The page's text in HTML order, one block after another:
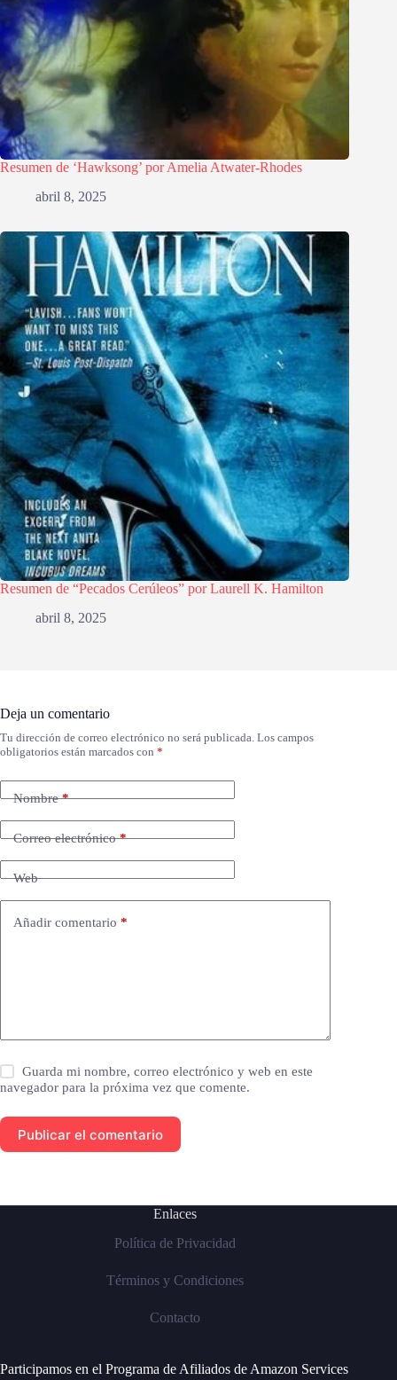
Resumen de ‘Hawksong’ por Amelia Atwater-Rhodes
abril 8, 2025
Resumen de “Pecados Cerúleos” por Laurell K. Hamilton
abril 8, 2025
Deja un comentario
Tu dirección de correo electrónico no será publicada. Los campos
obligatorios están marcados con *
Nombre*
Correo electrónico*
Web
Añadir comentario *
Guarda mi nombre, correo electrónico y web en este
navegador para la próxima vez que comente.
Publicar el comentario
Enlaces
Política de Privacidad
Términos y Condiciones
Contacto
Participamos en el Programa de Afiliados de Amazon Services